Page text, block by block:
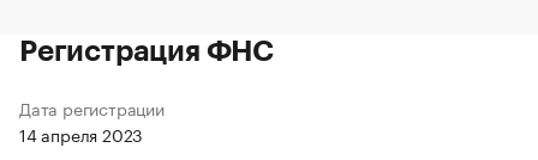
Регистрация ФНС
Дата регистрации
14 апреля 2023